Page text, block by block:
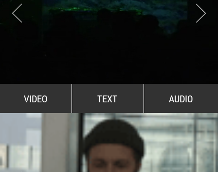
PEOPLE OF ROMANIA se lansează la
galeria Simeza
All Stars For Outernational
VIDEO TEXT AUDIO